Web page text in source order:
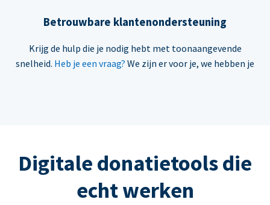
Betrouwbare klantenondersteuning
Krijg de hulp die je nodig hebt met toonaangevende
snelheid. Heb je een vraag? We zijn er voor je, we hebben je
Digitale donatietools die
echt werken